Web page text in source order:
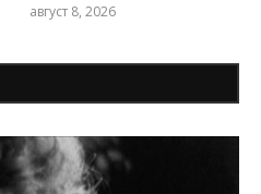
август 8, 2026